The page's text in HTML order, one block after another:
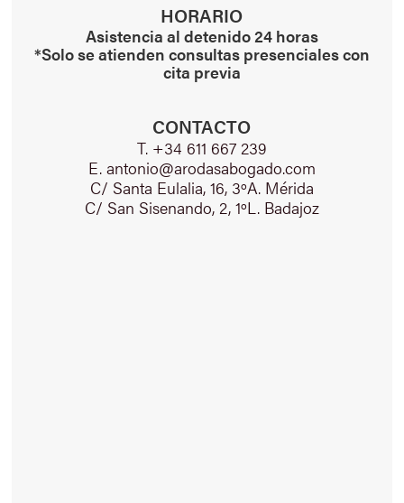
HORARIO
Asistencia al detenido 24 horas
*Solo se atienden consultas presenciales con
cita previa
CONTACTO
T. +34 611 667 239
E. antonio@arodasabogado.com
C/ Santa Eulalia, 16, 3ºA. Mérida
C/ San Sisenando, 2, 1ºL. Badajoz